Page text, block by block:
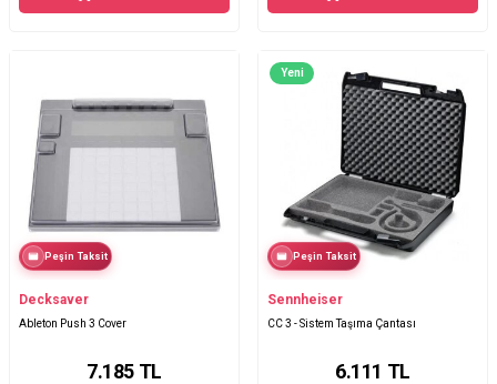
Peşin Taksit
Decksaver
Ableton Push 3 Cover
7.185 TL
Yeni
Peşin Taksit
Sennheiser
CC 3 - Sistem Taşıma Çantası
6.111 TL